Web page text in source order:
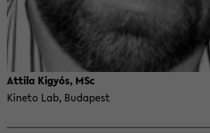
At­tila Kigyós, MSc
Kineto Lab, Bu­dapest